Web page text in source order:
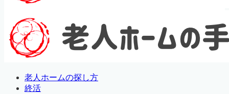
老人ホームの探し方
終活